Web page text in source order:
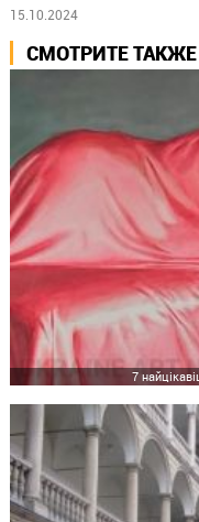
15.10.2024
СМОТРИТЕ ТАКЖЕ
7